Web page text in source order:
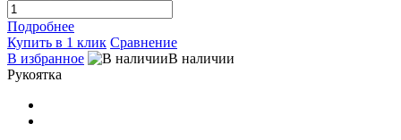
Подробнее
Купить в 1 клик Сравнение
В избранное
В наличии
Рукоятка